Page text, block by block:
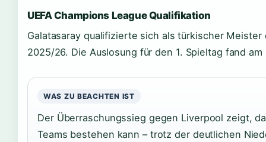
UEFA Champions League Qualifikation
Galatasaray qualifizierte sich als türkischer
2025/26. Die Auslosung für den 1. Spieltag fand
WAS ZU BEACHTEN IST
Der Überraschungssieg gegen Liverpool zeigt,
Teams bestehen kann – trotz der deutlichen